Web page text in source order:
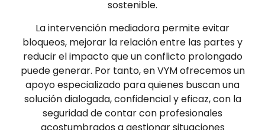
sostenible.
La intervención mediadora permite evitar
bloqueos, mejorar la relación entre las partes y
reducir el impacto que un conflicto prolongado
puede generar. Por tanto, en VYM ofrecemos un
apoyo especializado para quienes buscan una
solución dialogada, confidencial y eficaz, con la
seguridad de contar con profesionales
acostumbrados a gestionar situaciones